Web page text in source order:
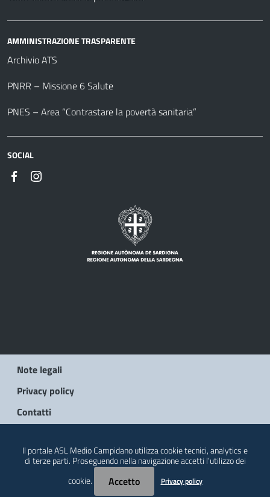
AMMINISTRAZIONE TRASPARENTE
Archivio ATS
PNRR – Missione 6 Salute
PNES – Area “Contrastare la povertà sanitaria”
SOCIAL
Note legali
Privacy policy
Contatti
Il portale ASL Medio Campidano utilizza cookie tecnici, analytics e
di terze parti. Proseguendo nella navigazione accetti l’utilizzo dei
cookie.
Accetto Privacy policy